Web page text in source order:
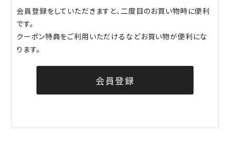
会員登録をしていただきますと、二度目のお買い物時に便利
です。
クーポン特典をご利用いただけるなどお買い物が便利にな
ります。
会員登録